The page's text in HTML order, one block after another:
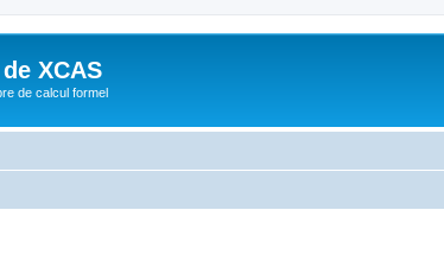
XCAS
de calcul formel